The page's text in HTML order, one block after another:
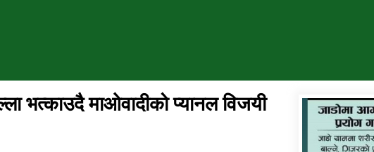
भत्काउदै माओवादीको प्यानल विजयी